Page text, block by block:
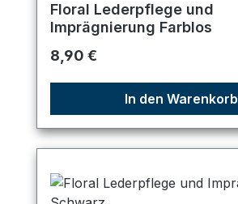
Floral Lederpflege und
Imprägnierung Farblos
Regulärer Preis:
8,90 €
In den Warenkorb